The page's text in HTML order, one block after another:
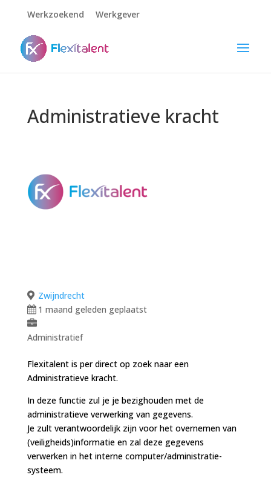
Werkzoekend Werkgever
Administratieve kracht
Zwijndrecht
1 maand geleden geplaatst
Administratief
Flexitalent is per direct op zoek naar een
Administratieve kracht.
In deze functie zul je je bezighouden met de
administratieve verwerking van gegevens.
Je zult verantwoordelijk zijn voor het overnemen van
(veiligheids)informatie en zal deze gegevens
verwerken in het interne computer/administratie-
systeem.